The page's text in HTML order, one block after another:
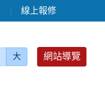
線上報修
大 網站導覽